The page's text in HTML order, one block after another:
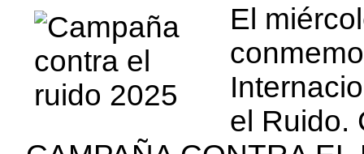
El
el Ruido.